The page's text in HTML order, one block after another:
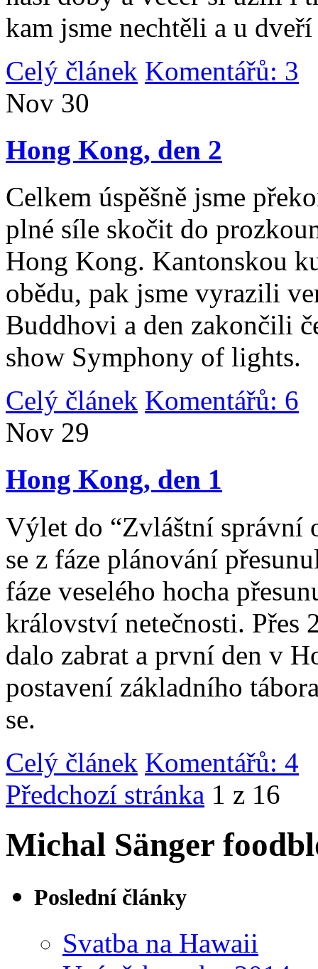
kam jsme nechtěli a u
Celý článek Komentářů: 3
Nov 30
Hong Kong, den 2
Celkem úspěšně jsme
plné síle skočit do
Hong Kong. Kantonskou
obědu, pak jsme vyrazili
Buddhovi a den zakončili
show Symphony of lights.
Celý článek Komentářů: 6
Nov 29
Hong Kong, den 1
Výlet do “Zvláštní správní
se z fáze plánování
fáze veselého hocha
království netečnosti. Přes
dalo zabrat a první den v
postavení základního
se.
Celý článek Komentářů: 4
Předchozí stránka 1 z 16
Michal Sänger
Poslední články
Svatba na Hawaii